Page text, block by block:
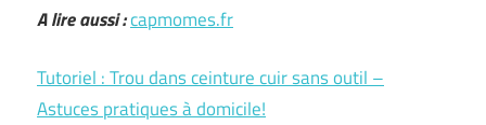
A lire aussi :capmomes.fr
Tutoriel : Trou dans ceinture cuir sans outil –
Astuces pratiques à domicile!